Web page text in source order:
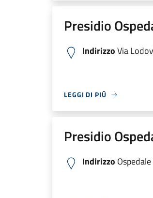
Presidio
IndirizzoVia
LEGGI DI PIÙ
Presidio
Indirizzo